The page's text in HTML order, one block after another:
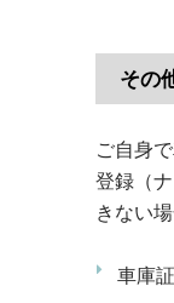
その
ご自身
登録（
きない
車庫